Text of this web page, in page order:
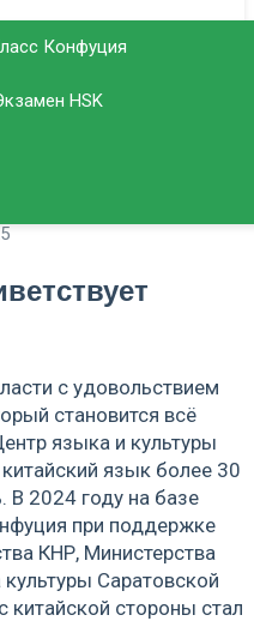
Позвонить
50-
Конфуция
HSK
с удовольствием
становится всё
языка и культуры
язык более 30
В 2024 году на базе
при поддержке
КНР, Министерства
Саратовской
китайской стороны стал